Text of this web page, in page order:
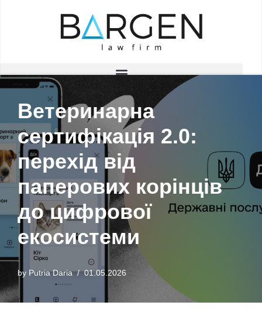
Ветеринарна
сертифікація 2.0:
перехід від
паперових корінців
до цифрової
екосистеми
by Putria Daria 01.05.2026